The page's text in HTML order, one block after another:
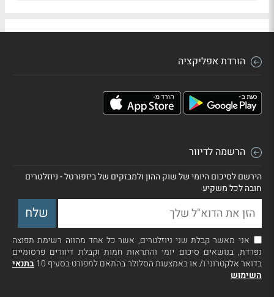
הורדת אפליקציה
הרשמה לדיוור
הירשם לסיכום היומי של שוק ההון ולמבזקים של ביזפורטל - ניוזלטרים
חובה לכל משקיע
אני מאשר קבלת שני ניוזלטרים, אשר כל אחד מהווה רשימת תפוצה
נפרדת, בנושאים סיכום יומי והתראות חמות וקבלת דיוורים פרסומיים
בדואר אלקטרוני ו/ או באמצעות הסלולר בהתאם למפורט בסעיף 10
בתנאי
השימוש